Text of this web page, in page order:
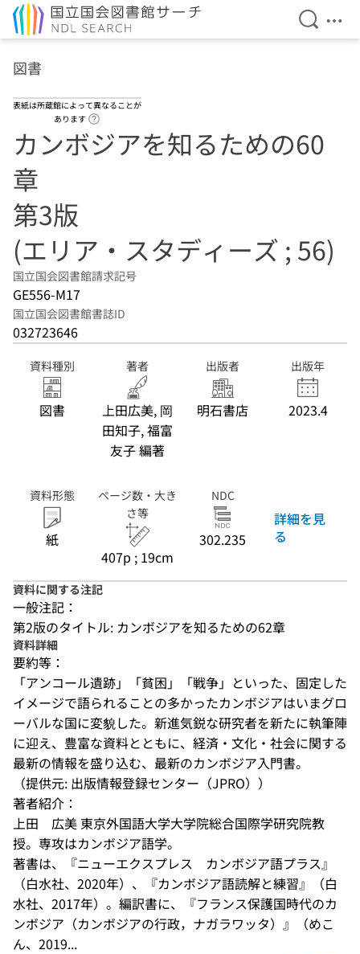
検索を
メ
図書
表紙は所蔵館によって異なることが
あります
カンボジアを知るための60
章
第3版
(エリア・スタディーズ ; 56)
国立国会図書館請求記号
GE556-M17
国立国会図書館書誌ID
032723646
資料種別
図書
著者
上田広美, 岡
田知子, 福富
友子 編著
出版者
明石書店
出版年
2023.4
資料形態
紙
ページ数・大き
さ等
407p ; 19cm
NDC
302.235
詳細を見
る
資料に関する注記
一般注記：
第2版のタイトル: カンボジアを知るための62章
資料詳細
要約等：
「アンコール遺跡」「貧困」「戦争」といった、固定した
イメージで語られることの多かったカンボジアはいまグロ
ーバルな国に変貌した。新進気鋭な研究者を新たに執筆陣
に迎え、豊富な資料とともに、経済・文化・社会に関する
最新の情報を盛り込む、最新のカンボジア入門書。
（提供元: 出版情報登録センター（JPRO））
著者紹介：
上田　広美 東京外国語大学大学院総合国際学研究院教
授。専攻はカンボジア語学。
著書は、『ニューエクスプレス　カンボジア語プラス』
（白水社、2020年）、『カンボジア語読解と練習』（白
水社、2017年）。編訳書に、『フランス保護国時代のカ
ンボジア（カンボジアの行政，ナガラワッタ）』（めこ
ん、2019...